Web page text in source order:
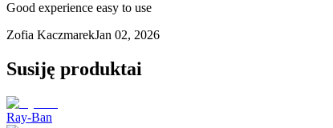
Good experience easy to use
Zofia KaczmarekJan 02, 2026
Susiję produktai
Ray-Ban